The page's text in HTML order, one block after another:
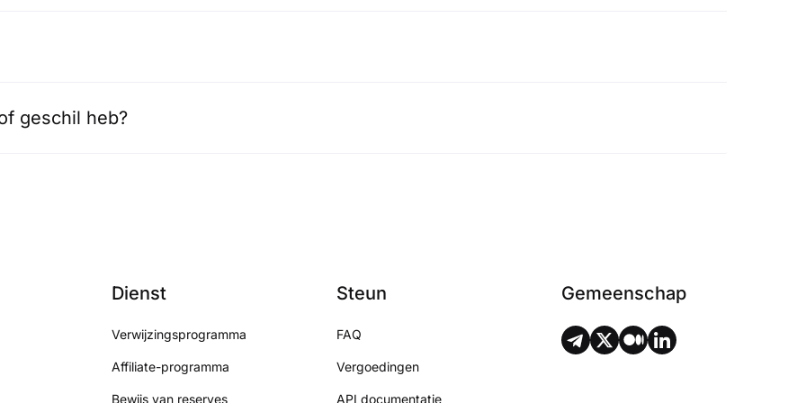
geschil heb?
Dienst
Verwijzingsprogramma
Affiliate-programma
Bewijs van reserves
Steun
FAQ
Vergoedingen
API documentatie
Gemeenschap